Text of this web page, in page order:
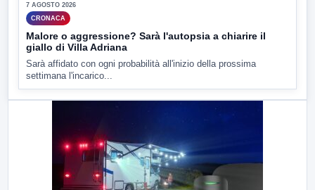
7 AGOSTO 2026
CRONACA
Malore o aggressione? Sarà l'autopsia a chiarire il
giallo di Villa Adriana
Sarà affidato con ogni probabilità all'inizio della prossima
settimana l'incarico...